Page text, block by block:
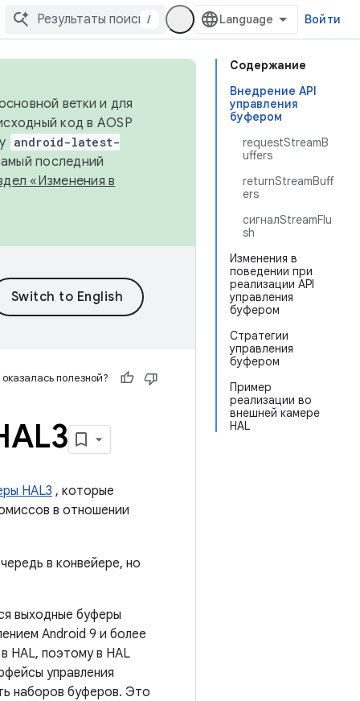
/ Войти
Содержание
Внедрение API
управления
буфером
requestStreamB
uffers
returnStreamBuff
ers
сигналStreamFlu
sh
Изменения в
поведении при
реализации API
управления
буфером
Стратегии
управления
буфером
Пример
реализации во
внешней камере
HAL
ветки и для
код в AOSP
android-latest-
последний
«Изменения в
полезной?
HAL3 , которые
в отношении
в конвейере, но
выходные буферы
Android 9 и более
HAL, поэтому в HAL
управления
наборов буферов. Это